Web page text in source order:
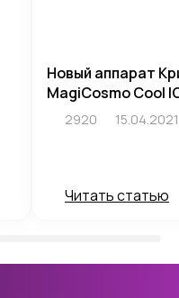
Новый аппарат
MagiCosmo Cool
2920 15.04.2021
Читать статью